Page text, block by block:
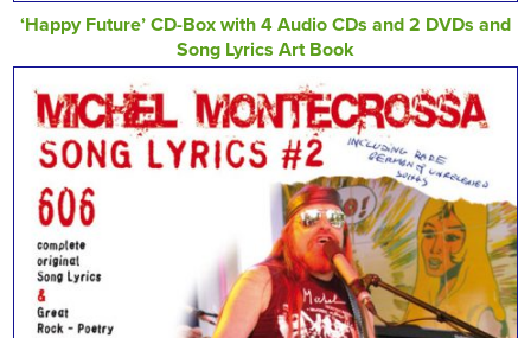
‘Happy Future’ CD-Box with 4 Audio CDs and 2 DVDs and
Song Lyrics Art Book